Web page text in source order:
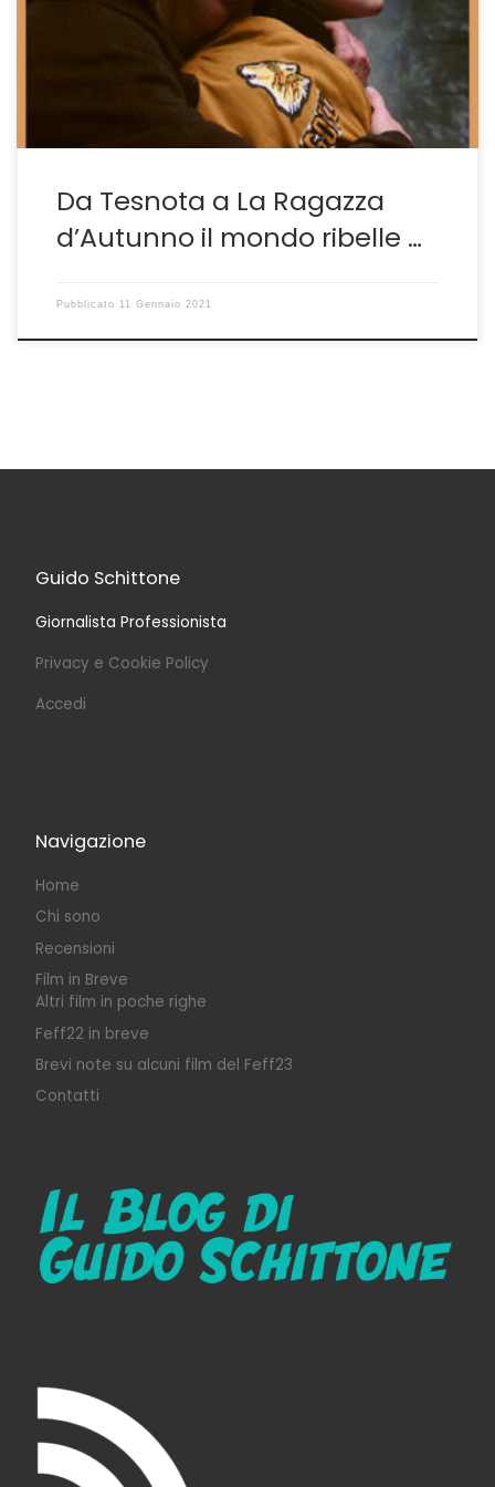
fortuna o la curiosità di vederle le due opere con cui
l’allievo di Aleksandr Sokurov si è presentato sul
mercato cinematografico vincendo […]
Da Tesnota a La Ragazza
d’Autunno il mondo ribelle …
Pubblicato 11 Gennaio 2021
Guido Schittone
Giornalista Professionista
Privacy e Cookie Policy
Accedi
Navigazione
Home
Chi sono
Recensioni
Film in Breve
Altri film in poche righe
Feff22 in breve
Brevi note su alcuni film del Feff23
Contatti